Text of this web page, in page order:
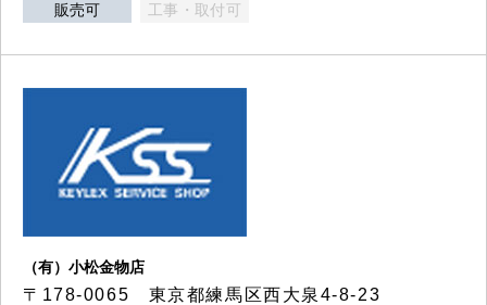
販売可 工事・取付可
（有）小松金物店
〒178-0065 東京都練馬区西大泉4-8-23